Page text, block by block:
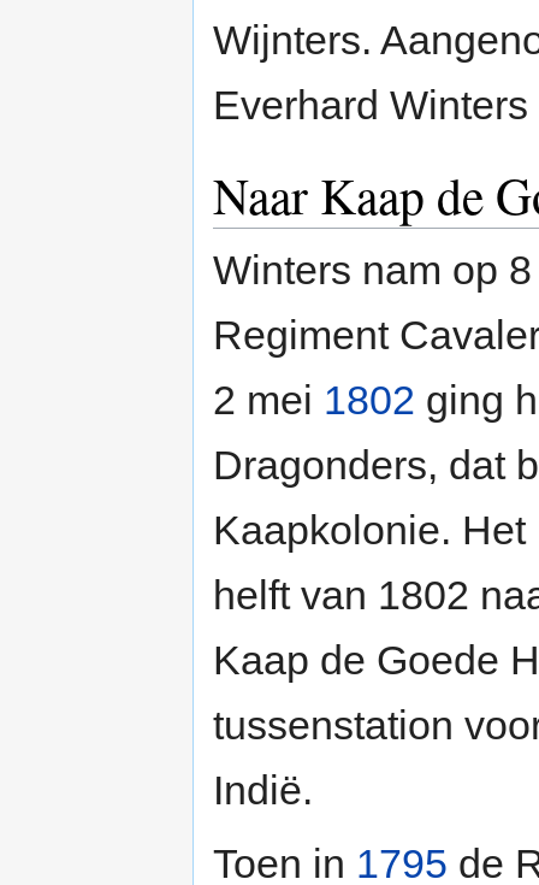
Wijnters.
Everhard
Naar Kaap de
Winters nam op
Regiment
2 mei 1802 ging
Dragonders, dat
Kaapkolonie.
helft van 1802
Kaap de Goede
tussenstation
Indië.
Toen in 1795 de